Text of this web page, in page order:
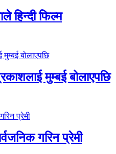
हिन्दी फिल्म
मुम्बई बोलाएपछि
गरिन प्रेमी